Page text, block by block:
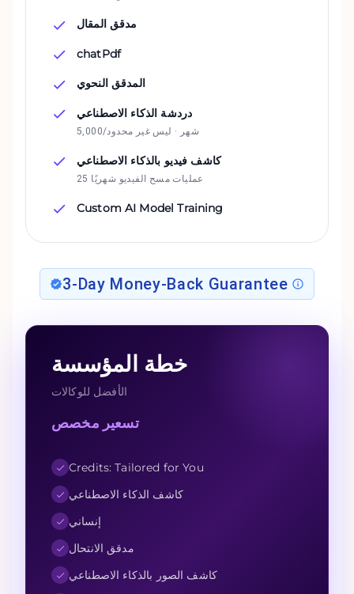
مدقق المقال
chatPdf
المدقق النحوي
دردشة الذكاء الاصطناعي
5,000/شهر · ليس غير محدود
كاشف فيديو بالذكاء الاصطناعي
25 عمليات مسح الفيديو شهريًا
Custom AI Model Training
3-Day Money-Back Guarantee
خطة المؤسسة
الأفضل للوكالات
تسعير مخصص
Credits: Tailored for You
كاشف الذكاء الاصطناعي
إنساني
مدقق الانتحال
كاشف الصور بالذكاء الاصطناعي